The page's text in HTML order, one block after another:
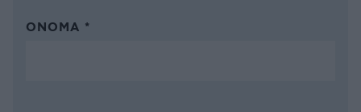
ΌΝΟΜΑ *